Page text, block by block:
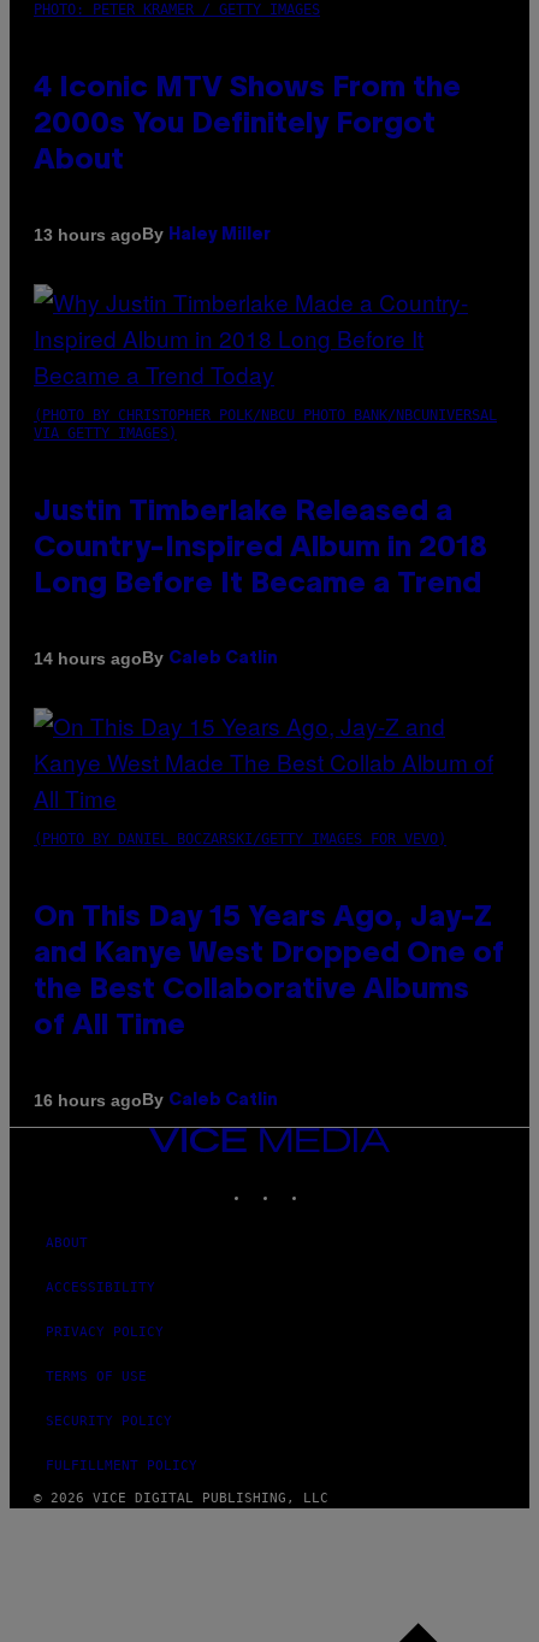
PHOTO: PETER KRAMER / GETTY IMAGES
4 Iconic MTV Shows From the
2000s You Definitely Forgot
About
13 hours agoBy Haley Miller
(PHOTO BY CHRISTOPHER POLK/NBCU PHOTO BANK/NBCUNIVERSAL
VIA GETTY IMAGES)
Justin Timberlake Released a
Country-Inspired Album in 2018
Long Before It Became a Trend
14 hours agoBy Caleb Catlin
(PHOTO BY DANIEL BOCZARSKI/GETTY IMAGES FOR VEVO)
On This Day 15 Years Ago, Jay-Z
and Kanye West Dropped One of
the Best Collaborative Albums
of All Time
16 hours agoBy Caleb Catlin
VICE
MEDIA
ABOUT
ACCESSIBILITY
PRIVACY POLICY
TERMS OF USE
SECURITY POLICY
FULFILLMENT POLICY
© 2026 VICE DIGITAL PUBLISHING, LLC